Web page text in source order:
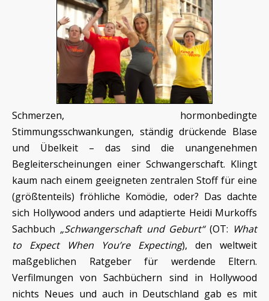
Schmerzen, hormonbedingte
Stimmungsschwankungen, ständig drückende Blase
und Übelkeit – das sind die unangenehmen
Begleiterscheinungen einer Schwangerschaft. Klingt
kaum nach einem geeigneten zentralen Stoff für eine
(größtenteils) fröhliche Komödie, oder? Das dachte
sich Hollywood anders und adaptierte Heidi Murkoffs
Sachbuch „Schwangerschaft und Geburt“(OT: What
to Expect When You’re Expecting), den weltweit
maßgeblichen Ratgeber für werdende Eltern.
Verfilmungen von Sachbüchern sind in Hollywood
nichts Neues und auch in Deutschland gab es mit